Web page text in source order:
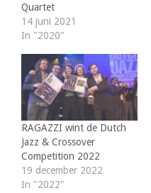
Quartet
14 juni 2021
In "2020"
RAGAZZI wint de Dutch
Jazz & Crossover
Competition 2022
19 december 2022
In "2022"